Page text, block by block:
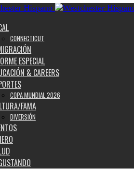
CONNECTICUT
ESPECIAL
& CAREERS
COPA MUNDIAL 2026
FAMA
DIVERSIÓN